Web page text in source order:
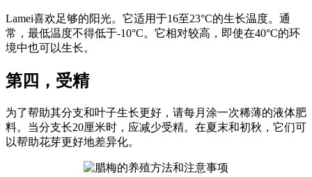
Lamei喜欢足够的阳光。它适用于16至23°C的生长温度。通
常，最低温度不得低于-10°C。它相对较高，即使在40°C的环
境中也可以生长。
第四，受精
为了帮助其分支和叶子生长更好，请每月涂一次稀薄的液体肥
料。当分支长20厘米时，应减少受精。在夏末和初秋，它们可
以帮助花芽更好地差异化。